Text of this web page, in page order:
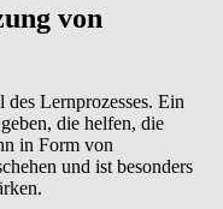
von
Lernprozesses. Ein
die helfen, die
in Form von
und ist besonders